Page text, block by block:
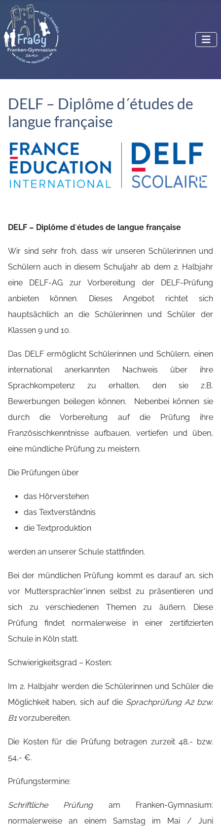
DELF – Diplôme d´études de
langue française
DELF – Diplôme d´études de langue française
Wir sind sehr froh, dass wir unseren Schülerinnen und
Schülern auch in diesem Schuljahr ab dem 2. Halbjahr
eine DELF-AG zur Vorbereitung der DELF-Prüfung
anbieten können. Dieses Angebot richtet sich
hauptsächlich an die Schülerinnen und Schüler der
Klassen 9 und 10.
Das DELF ermöglicht Schülerinnen und Schülern, einen
international anerkannten Nachweis über ihre
Sprachkompetenz zu erhalten, den sie z.B.
Bewerbungen beilegen können. Nebenbei können sie
durch die Vorbereitung auf die Prüfung ihre
Französischkenntnisse aufbauen, vertiefen und üben,
eine mündliche Prüfung zu meistern.
Die Prüfungen über
das Hörverstehen
das Textverständnis
die Textproduktion
werden an unserer Schule stattfinden.
Bei der mündlichen Prüfung kommt es darauf an, sich
vor Muttersprachler*innen selbst zu präsentieren und
sich zu verschiedenen Themen zu äußern. Diese
Prüfung findet normalerweise in einer zertifizierten
Schule in Köln statt.
Schwierigkeitsgrad – Kosten:
Im 2. Halbjahr werden die Schülerinnen und Schüler die
Möglichkeit haben, sich auf die Sprachprüfung A2 bzw.
B1 vorzubereiten.
Die Kosten für die Prüfung betragen zurzeit 48,- bzw.
54,- €.
Prüfungstermine:
Schriftliche Prüfungam Franken-Gymnasium:
normalerweise an einem Samstag im Mai / Juni